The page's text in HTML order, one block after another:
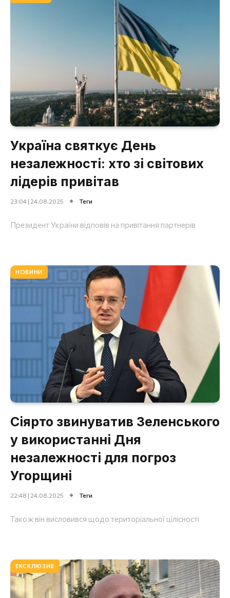
Україна святкує День
незалежності: хто зі світових
лідерів привітав
23:04 | 24.08.2025 Теги
Президент України відповів на привітання партнерів
НОВИНИ
Сіярто звинуватив Зеленського
у використанні Дня
незалежності для погроз
Угорщині
22:48 | 24.08.2025 Теги
Також він висловився щодо територіальної цілісності
ЕКСКЛЮЗИВ